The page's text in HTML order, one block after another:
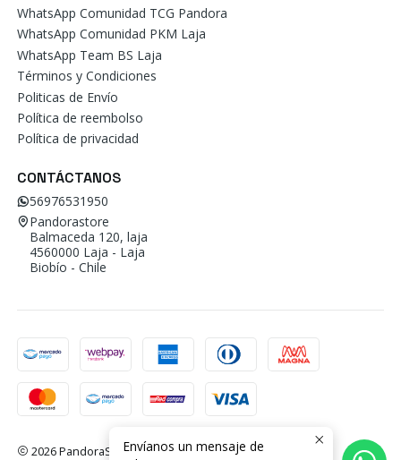
WhatsApp Comunidad TCG Pandora
WhatsApp Comunidad PKM Laja
WhatsApp Team BS Laja
Términos y Condiciones
Politicas de Envío
Política de reembolso
Política de privacidad
CONTÁCTANOS
56976531950
Pandorastore
Balmaceda 120, laja
4560000 Laja - Laja
Biobío - Chile
2026 PandoraStore.Envíanos un mensaje de